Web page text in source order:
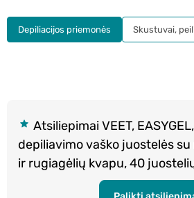
Atsiliepimai VEET,
depiliavimo vaško juostelės
ir rugiagėlių kvapu, 40
Depiliacijos priemonės Skustuvai,